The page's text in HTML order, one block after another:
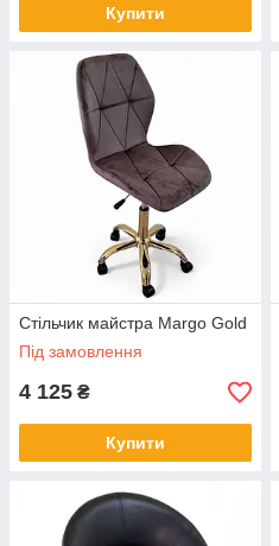
Купити
Стільчик майстра Margo Gold
Під замовлення
4 125 ₴
Купити